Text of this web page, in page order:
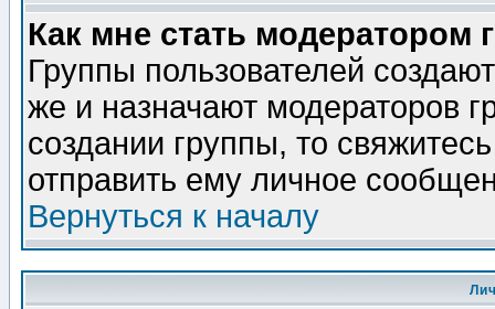
Как мне стать модератором
Группы пользователей
же и назначают модераторов
создании группы, то
отправить ему личное
Вернуться к началу